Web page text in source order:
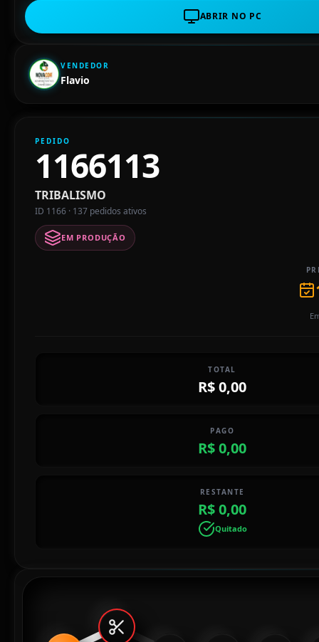
ABRIR NO PC
VENDEDOR
Flavio
PEDIDO
1166113
TRIBALISMO
ID 1166 · 137 pedidos ativos
EM PRODUÇÃO
TOTAL
R$ 0,00
PAGO
R$ 0,00
RESTANTE
R$ 0,00
Quitado